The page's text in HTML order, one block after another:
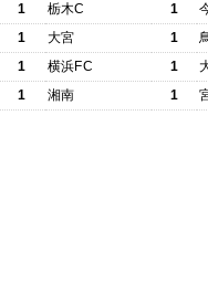
1
栃木C 1
1
大宮 1
1
横浜FC 1
1
湘南 1